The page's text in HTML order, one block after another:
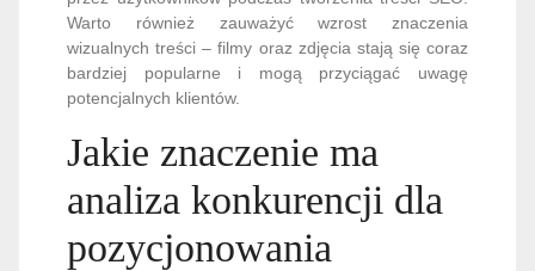
Warto również zauważyć wzrost znaczenia
wizualnych treści – filmy oraz zdjęcia stają się coraz
bardziej popularne i mogą przyciągać uwagę
potencjalnych klientów.
Jakie znaczenie ma
analiza konkurencji dla
pozycjonowania